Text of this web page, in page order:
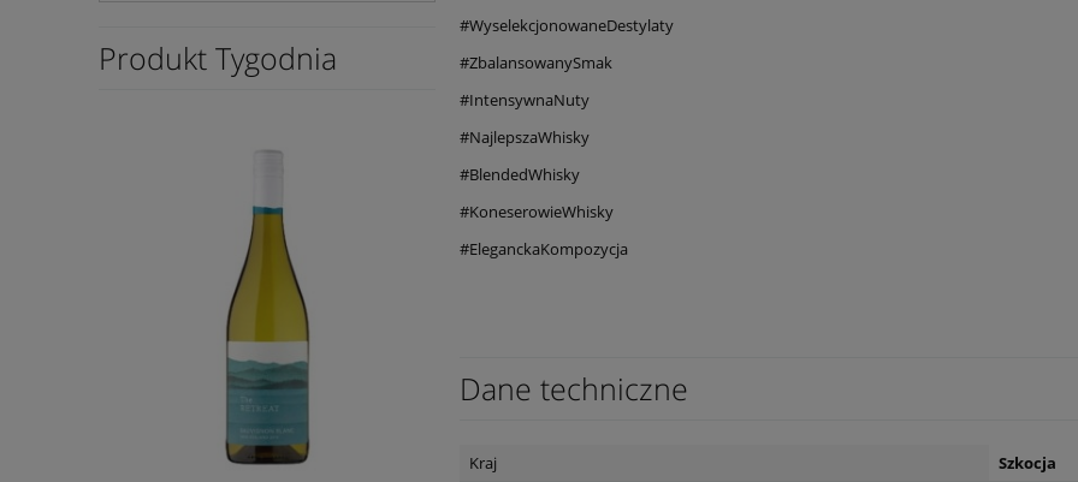
Produkt Tygodnia
#WyselekcjonowaneDestylaty
#ZbalansowanySmak
#IntensywnaNuty
#NajlepszaWhisky
#BlendedWhisky
#KoneserowieWhisky
#EleganckaKompozycja
Dane techniczne
Kraj
Szkocja